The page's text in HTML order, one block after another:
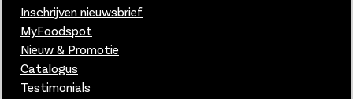
Inschrijven nieuwsbrief
MyFoodspot
Nieuw & Promotie
Catalogus
Testimonials